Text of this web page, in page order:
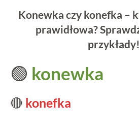
Konewka czy konefka –
prawidłowa?
przykłady!
🟢 konewka
🔴 konefka